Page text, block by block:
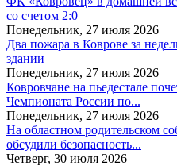
со счетом 2:0
Понедельник, 27 июля 2026
Два пожара в Коврове за
здании
Понедельник, 27 июля 2026
Ковровчане на пьедестале
Чемпионата России по...
Понедельник, 27 июля 2026
На областном родительском
обсудили безопасность...
Четверг, 30 июля 2026